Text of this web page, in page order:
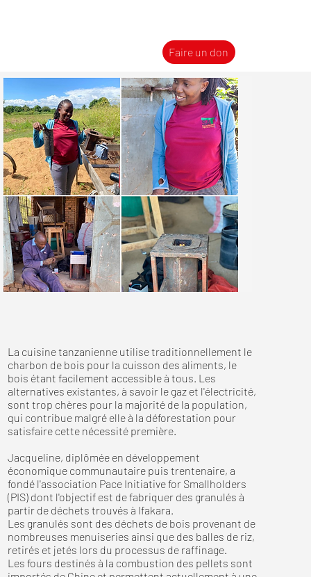
Faire un don
La cuisine tanzanienne utilise traditionnellement le
charbon de bois pour la cuisson des aliments, le
bois étant facilement accessible à tous. Les
alternatives existantes, à savoir le gaz et l'électricité,
sont trop chères pour la majorité de la population,
qui contribue malgré elle à la déforestation pour
satisfaire cette nécessité première.
Jacqueline, diplômée en développement
économique communautaire puis trentenaire, a
fondé l'association Pace Initiative for Smallholders
(PIS) dont l'objectif est de fabriquer des granulés à
partir de déchets trouvés à Ifakara.
Les granulés sont des déchets de bois provenant de
nombreuses menuiseries ainsi que des balles de riz,
retirés et jetés lors du processus de raffinage.
Les fours destinés à la combustion des pellets sont